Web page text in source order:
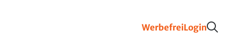
WerbefreiLogin